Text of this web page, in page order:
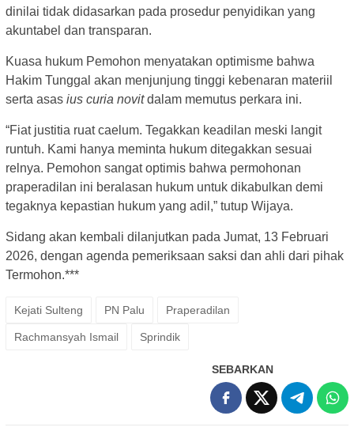
dinilai tidak didasarkan pada prosedur penyidikan yang
akuntabel dan transparan.
Kuasa hukum Pemohon menyatakan optimisme bahwa
Hakim Tunggal akan menjunjung tinggi kebenaran materiil
serta asas ius curia novitdalam memutus perkara ini.
“Fiat justitia ruat caelum. Tegakkan keadilan meski langit
runtuh. Kami hanya meminta hukum ditegakkan sesuai
relnya. Pemohon sangat optimis bahwa permohonan
praperadilan ini beralasan hukum untuk dikabulkan demi
tegaknya kepastian hukum yang adil,” tutup Wijaya.
Sidang akan kembali dilanjutkan pada Jumat, 13 Februari
2026, dengan agenda pemeriksaan saksi dan ahli dari pihak
Termohon.***
Kejati Sulteng PN Palu Praperadilan
Rachmansyah Ismail Sprindik
SEBARKAN